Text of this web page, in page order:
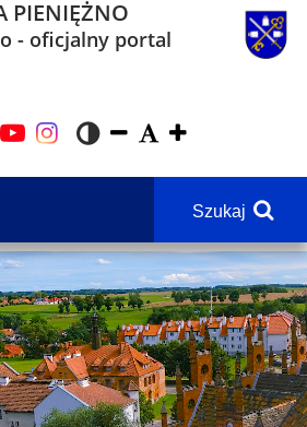
PIENIĘŻNO
- oficjalny portal
Szukaj